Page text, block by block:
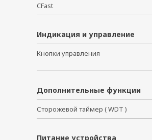
CFast
Индикация и управление
Кнопки управления
Дополнительные функции
Сторожевой таймер ( WDT )
Питание устройства